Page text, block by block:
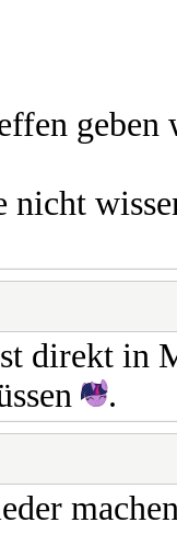
nicht
direkt in
.